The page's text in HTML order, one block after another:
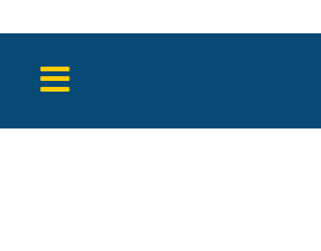
Directas